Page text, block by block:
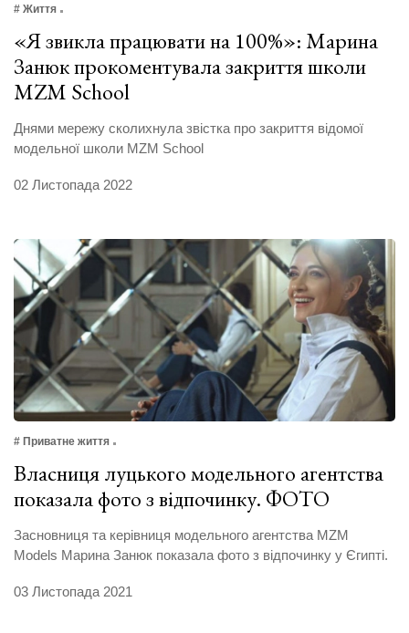
# Життя
«Я звикла працювати на 100%»: Марина
Занюк прокоментувала закриття школи
MZM School
Днями мережу сколихнула звістка про закриття відомої
модельної школи MZM School
02 Листопада 2022
# Приватне життя
Власниця луцького модельного агентства
показала фото з відпочинку. ФОТО
Засновниця та керівниця модельного агентства MZM
Models Марина Занюк показала фото з відпочинку у Єгипті.
03 Листопада 2021